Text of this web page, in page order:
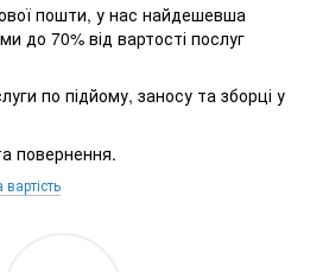
пошти, у нас найдешевша
до 70% від вартості послуг
по підйому, заносу та зборці у
повернення.